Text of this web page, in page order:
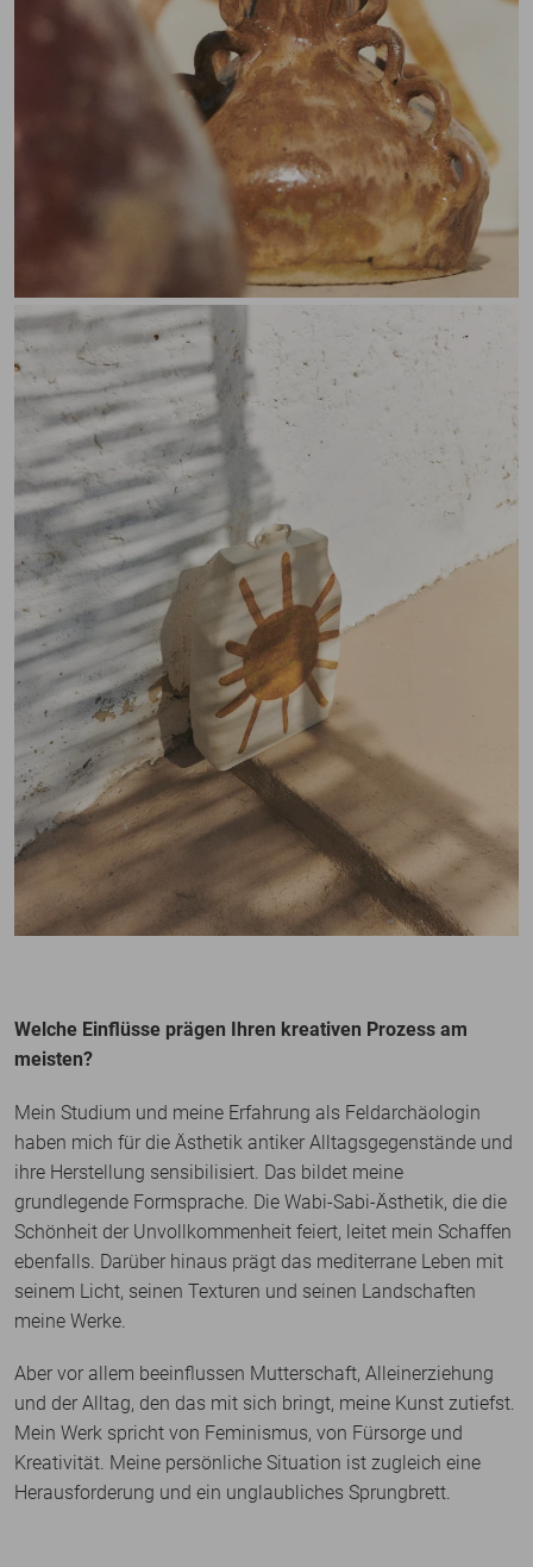
Welche Einflüsse prägen Ihren kreativen Prozess am
meisten?
Mein Studium und meine Erfahrung als Feldarchäologin
haben mich für die Ästhetik antiker Alltagsgegenstände und
ihre Herstellung sensibilisiert. Das bildet meine
grundlegende Formsprache. Die Wabi-Sabi-Ästhetik, die die
Schönheit der Unvollkommenheit feiert, leitet mein Schaffen
ebenfalls. Darüber hinaus prägt das mediterrane Leben mit
seinem Licht, seinen Texturen und seinen Landschaften
meine Werke.
Aber vor allem beeinflussen Mutterschaft, Alleinerziehung
und der Alltag, den das mit sich bringt, meine Kunst zutiefst.
Mein Werk spricht von Feminismus, von Fürsorge und
Kreativität. Meine persönliche Situation ist zugleich eine
Herausforderung und ein unglaubliches Sprungbrett.